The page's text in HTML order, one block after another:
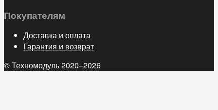
Покупателям
Доставка и оплата
Гарантия и возврат
© Техномодуль 2020–2026